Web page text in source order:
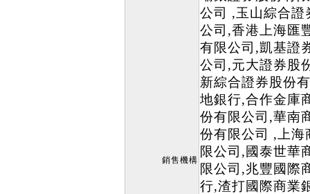
銷售機構
公司 ,玉山綜合證
公司,香港上海匯
有限公司,凱基證
公司,元大證券股
新綜合證券股份
地銀行,合作金庫
份有限公司,華南
份有限公司 ,上海
限公司,國泰世華
限公司,兆豐國際
行,渣打國際商業